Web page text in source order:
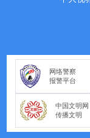
网络警察
报警平台
中国文明网
传播文明